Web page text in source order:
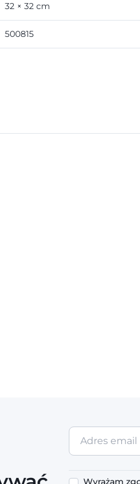
32 × 32 cm
500815
Adres
email
Wyrażam